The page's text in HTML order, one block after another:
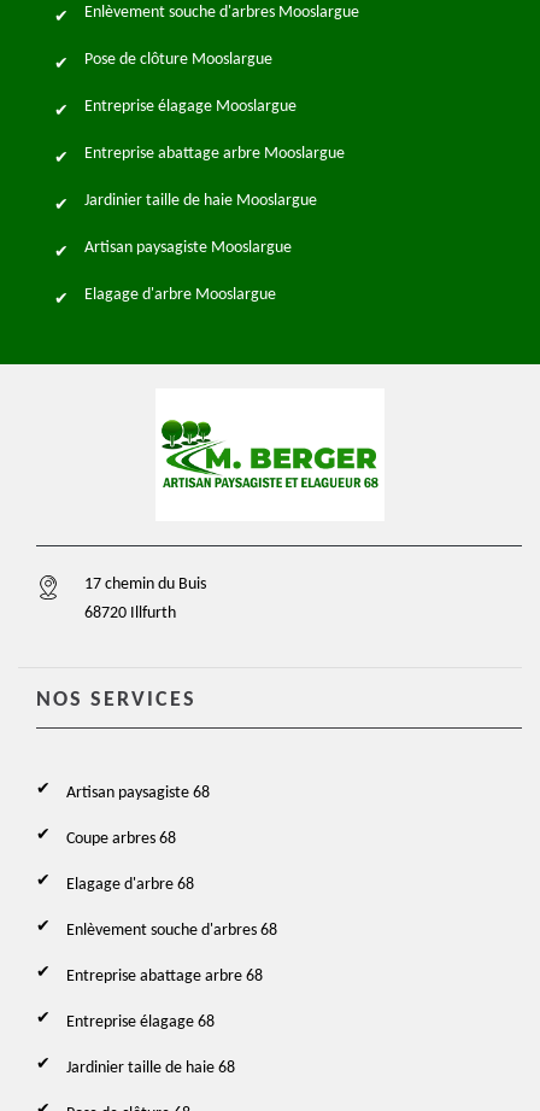
Enlèvement souche d'arbres Mooslargue
Pose de clôture Mooslargue
Entreprise élagage Mooslargue
Entreprise abattage arbre Mooslargue
Jardinier taille de haie Mooslargue
Artisan paysagiste Mooslargue
Elagage d'arbre Mooslargue
17 chemin du Buis
68720 Illfurth
NOS SERVICES
Artisan paysagiste 68
Coupe arbres 68
Elagage d'arbre 68
Enlèvement souche d'arbres 68
Entreprise abattage arbre 68
Entreprise élagage 68
Jardinier taille de haie 68